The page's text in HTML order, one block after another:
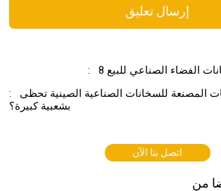
إرسال تعليق
:
الفضاء الصناعي للبيع
: المصنعة للسخانات الصناعية الصينية تحظى
بشعبية كبيرة؟
اتصل بنا الآن
من